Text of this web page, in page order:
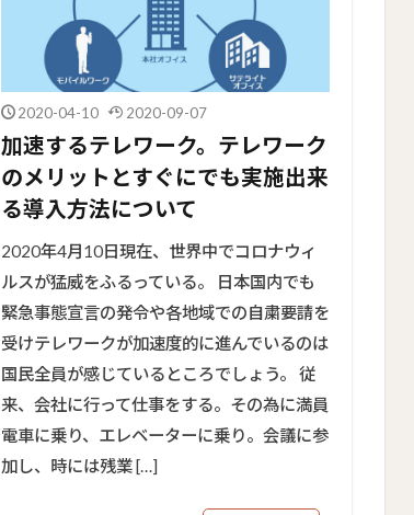
2020-04-10 2020-09-07
加速するテレワーク。テレワーク
のメリットとすぐにでも実施出来
る導入方法について
2020年4月10日現在、世界中でコロナウィ
ルスが猛威をふるっている。 日本国内でも
緊急事態宣言の発令や各地域での自粛要請を
受けテレワークが加速度的に進んでいるのは
国民全員が感じているところでしょう。 従
来、会社に行って仕事をする。その為に満員
電車に乗り、エレベーターに乗り。会議に参
加し、時には残業 […]